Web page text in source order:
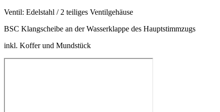
Ventil: Edelstahl / 2 teiliges Ventilgehäuse
BSC Klangscheibe an der Wasserklappe des Hauptstimmzugs
inkl. Koffer und Mundstück